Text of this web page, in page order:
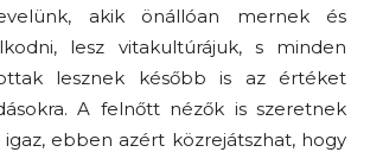
akik önállóan mernek és
lesz vitakultúrájuk, s minden
lesznek később is az értéket
A felnőtt nézők is szeretnek
igaz, ebben azért közrejátszhat, hogy